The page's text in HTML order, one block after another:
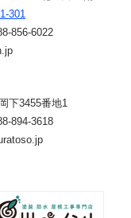
301
856-6022
下3455番地1
894-3618